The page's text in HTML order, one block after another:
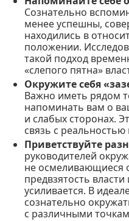
Сознательно
менее успешны,
находились в
положении.
такой подход
«слепого пятна»
Окружите себя
Важно иметь рядом
напоминать вам о
и слабых сторонах.
связь с
Приветствуйте
руководителей
не осмеливающиеся
предвзятость
усиливается. В
сознательно
с различными